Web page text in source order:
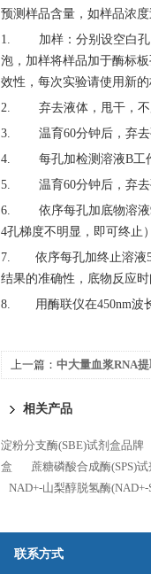
预测样品含量，如样品浓
1. 加样：分别设空白孔、
泡，加样将样品加于酶标
效性，每次实验请使用新的
2. 弃去液体，甩干，不用
3. 温育60分钟后，弃去孔
4. 每孔加检测溶液B工作
5. 温育60分钟后，弃去孔
6. 依序每孔加底物溶液
4孔梯度不明显，即可终止
7. 依序每孔加终止溶液
结果的准确性，底物反应
8. 用酶联仪在450nm波长
上一篇： 中大量血浆RNA
相关产品
淀粉分支酶(SBE)试剂盒品牌
盒
蔗糖磷酸合成酶(SPS)
NAD+-山梨醇脱氢酶
联系方式